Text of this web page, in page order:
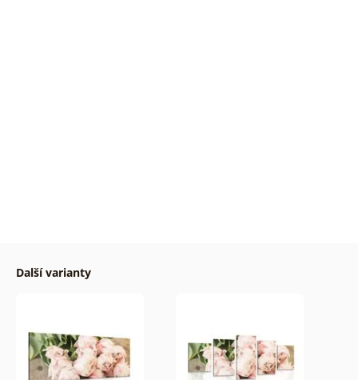
Další varianty